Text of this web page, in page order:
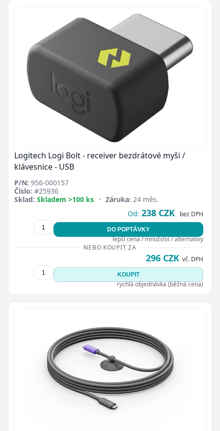
Logitech Logi Bolt - receiver bezdrátové myši /
klávesnice - USB
P/N: 956-000157
Číslo: #25936
Sklad: Skladem >100 ks • Záruka: 24 měs.
Od: 238 CZK bez DPH
DO POPTÁVKY
lepší cena / množství / alternativy
NEBO KOUPIT ZA
296 CZK vč. DPH
KOUPIT
rychlá objednávka (běžná cena)